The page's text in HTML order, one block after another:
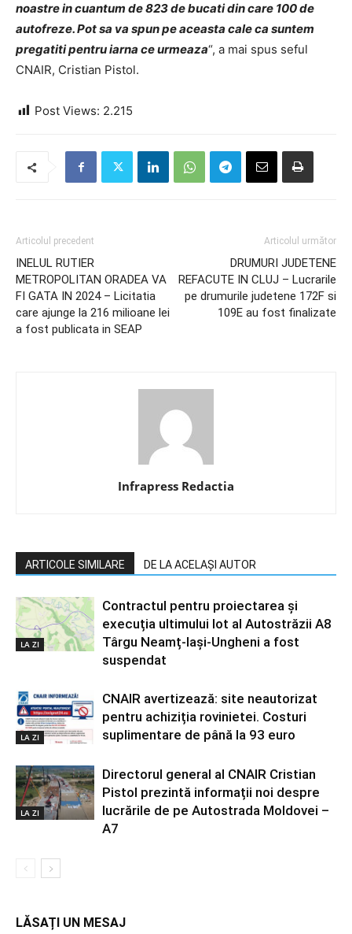
noastre in cuantum de 823 de bucati din care 100 de
autofreze. Pot sa va spun pe aceasta cale ca suntem
pregatiti pentru iarna ce urmeaza“, a mai spus seful
CNAIR, Cristian Pistol.
Post Views: 2.215
Articolul precedent
INELUL RUTIER
METROPOLITAN ORADEA VA
FI GATA IN 2024 – Licitatia
care ajunge la 216 milioane lei
a fost publicata in SEAP
Articolul următor
DRUMURI JUDETENE
REFACUTE IN CLUJ – Lucrarile
pe drumurile judetene 172F si
109E au fost finalizate
Infrapress Redactia
ARTICOLE SIMILARE DE LA ACELAȘI AUTOR
LA ZI
Contractul pentru proiectarea și
execuția ultimului lot al Autostrăzii A8
Târgu Neamț-Iași-Ungheni a fost
suspendat
LA ZI
CNAIR avertizează: site neautorizat
pentru achiziția rovinietei. Costuri
suplimentare de până la 93 euro
LA ZI
Directorul general al CNAIR Cristian
Pistol prezintă informații noi despre
lucrările de pe Autostrada Moldovei –
A7
LĂSAȚI UN MESAJ